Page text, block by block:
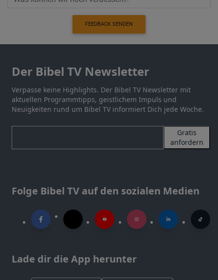
FEEDBACK SENDEN
Der Bibel TV Newsletter
Verpasse keine Highlights. Der Bibel TV Newsletter mit
aktuellen Programmtipps, geistlichem Impuls und
Neuigkeiten rund um Bibel TV informiert Dich jede Woche.
Gratis
anfordern
Folge Bibel TV auf den sozialen Medien
Lade dir die App herunter